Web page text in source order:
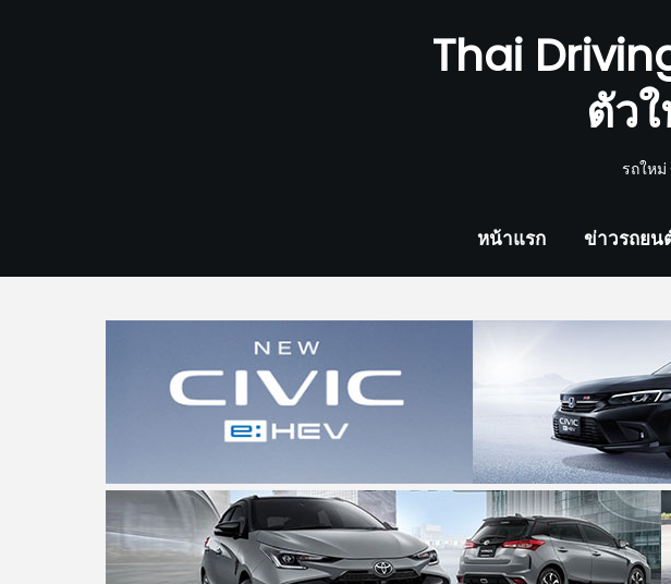
Thai
ตัว
รถใหม่
หน้าแรก ข่าวรถยน